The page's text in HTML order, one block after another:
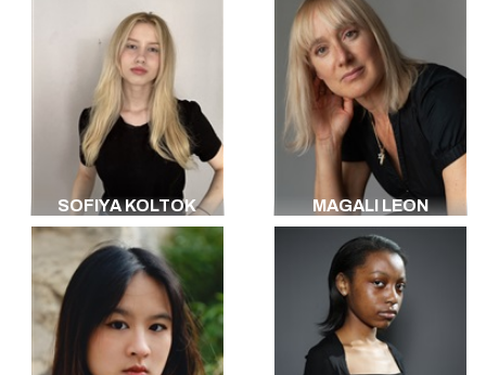
SOFIYA KOLTOK MAGALI LEON